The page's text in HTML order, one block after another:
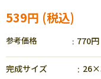
539円
参考価格 770円
完成サイズ